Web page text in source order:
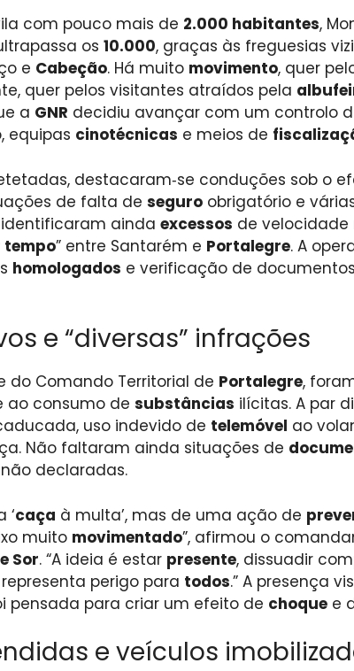
com pouco mais de 2.000 habitantes,
os 10.000, graças às freguesias
e Cabeção. Há muito movimento, quer
quer pelos visitantes atraídos pela
a GNR decidiu avançar com um controlo
equipas cinotécnicas e meios de
destacaram‑se conduções sob o
de falta de seguro obrigatório e
identificaram ainda excessos de
tempo” entre Santarém e Portalegre. A
homologados e verificação de
e “diversas” infrações
do Comando Territorial de Portalegre,
ao consumo de substâncias ilícitas. A par
uso indevido de telemóvel ao
Não faltaram ainda situações de
não declaradas.
‘caça à multa’, mas de uma ação de
muito movimentado”, afirmou o
Sor. “A ideia é estar presente, dissuadir
perigo para todos.” A presença
pensada para criar um efeito de choque e
e veículos